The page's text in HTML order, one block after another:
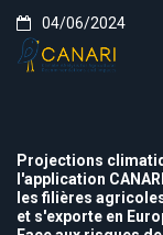
04/06/2024
Projections
l'application
les filières
et s'exporte en